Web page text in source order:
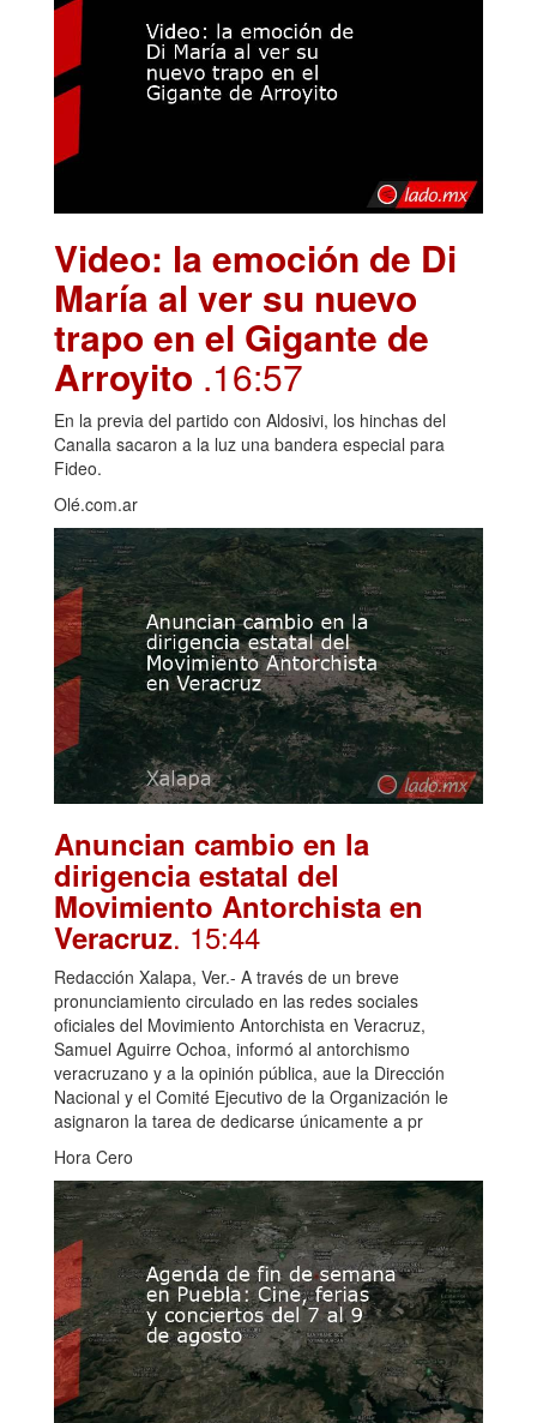
Video: la emoción de Di
María al ver su nuevo
trapo en el Gigante de
Arroyito .16:57
En la previa del partido con Aldosivi, los hinchas del
Canalla sacaron a la luz una bandera especial para
Fideo.
Olé.com.ar
Anuncian cambio en la
dirigencia estatal del
Movimiento Antorchista en
Veracruz. 15:44
Redacción Xalapa, Ver.- A través de un breve
pronunciamiento circulado en las redes sociales
oficiales del Movimiento Antorchista en Veracruz,
Samuel Aguirre Ochoa, informó al antorchismo
veracruzano y a la opinión pública, aue la Dirección
Nacional y el Comité Ejecutivo de la Organización le
asignaron la tarea de dedicarse únicamente a pr
Hora Cero